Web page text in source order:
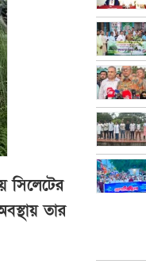
সিলেটের
তার